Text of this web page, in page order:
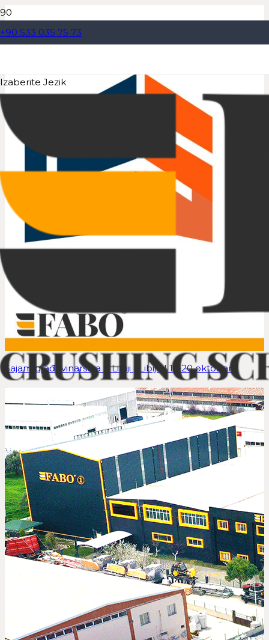
+90 533 035 75 73
Izaberite Jezik
Sajam građevinarstva u Libiji | Libija | 17-20 oktobar